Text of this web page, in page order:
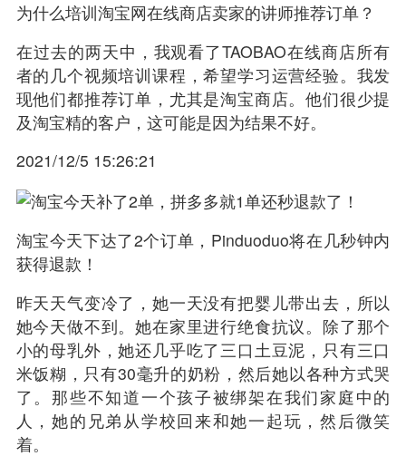
为什么培训淘宝网在线商店卖家的讲师推荐订单？
在过去的两天中，我观看了TAOBAO在线商店所有
者的几个视频培训课程，希望学习运营经验。我发
现他们都推荐订单，尤其是淘宝商店。他们很少提
及淘宝精的客户，这可能是因为结果不好。
2021/12/5 15:26:21
淘宝今天下达了2个订单，Pinduoduo将在几秒钟内
获得退款！
昨天天气变冷了，她一天没有把婴儿带出去，所以
她今天做不到。她在家里进行绝食抗议。除了那个
小的母乳外，她还几乎吃了三口土豆泥，只有三口
米饭糊，只有30毫升的奶粉，然后她以各种方式哭
了。那些不知道一个孩子被绑架在我们家庭中的
人，她的兄弟从学校回来和她一起玩，然后微笑
着。